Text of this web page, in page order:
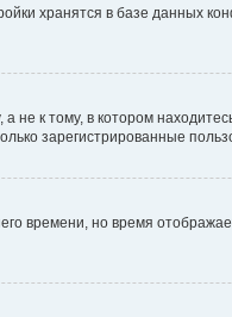
хранятся в базе данных
к тому, в котором
зарегистрированные
времени, но время